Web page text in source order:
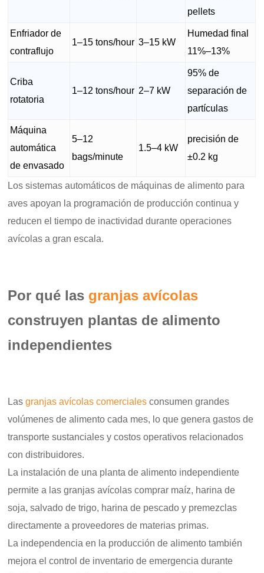
pellets
Enfriador de
contraflujo
1–15 tons/hour 3–15 kW
Humedad final
11%–13%
Criba
rotatoria
1–12 tons/hour 2–7 kW
95% de
separación de
partículas
Máquina
automática
de envasado
5–12
bags/minute
1.5–4 kW
precisión de
±0.2 kg
Los sistemas automáticos de máquinas de alimento para
aves apoyan la programación de producción continua y
reducen el tiempo de inactividad durante operaciones
avícolas a gran escala.
Por qué las granjas avícolas
construyen plantas de alimento
independientes
Lasgranjas avícolas comerciales consumen grandes
volúmenes de alimento cada mes, lo que genera gastos de
transporte sustanciales y costos operativos relacionados
con distribuidores.
La instalación de una planta de alimento independiente
permite a las granjas avícolas comprar maíz, harina de
soja, salvado de trigo, harina de pescado y premezclas
directamente a proveedores de materias primas.
La independencia en la producción de alimento también
mejora el control de inventario de emergencia durante